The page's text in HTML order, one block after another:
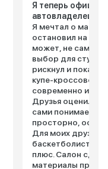
Я теперь
автовладелец
Я мечтал о
остановил на
может, не самый
выбор для
рискнул и пока
купе-кроссовер
современно и
Друзья оценили,
сами понимаете.
просторно,
Для моих друзей-
баскетболистов
плюс. Салон
материалы